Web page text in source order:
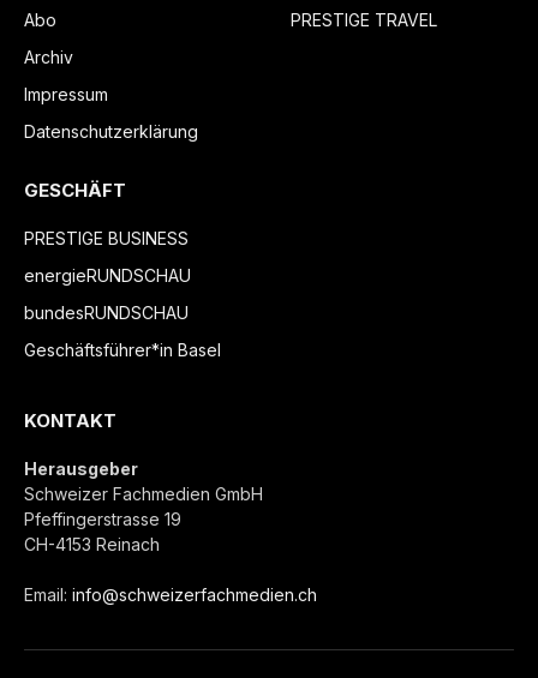
Abo
Archiv
Impressum
Datenschutzerklärung
PRESTIGE TRAVEL
GESCHÄFT
PRESTIGE BUSINESS
energieRUNDSCHAU
bundesRUNDSCHAU
Geschäftsführer*in Basel
KONTAKT
Herausgeber
Schweizer Fachmedien GmbH
Pfeffingerstrasse 19
CH-4153 Reinach
Email: info@schweizerfachmedien.ch